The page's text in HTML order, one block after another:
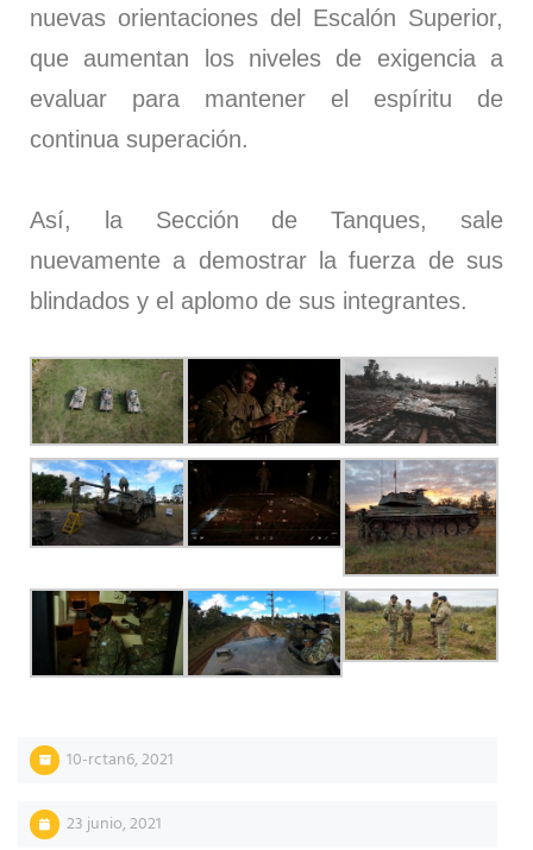
nuevas orientaciones del Escalón Superior,
que aumentan los niveles de exigencia a
evaluar para mantener el espíritu de
continua superación.
Así, la Sección de Tanques, sale
nuevamente a demostrar la fuerza de sus
blindados y el aplomo de sus integrantes.
10-rctan6,2021
23 junio, 2021